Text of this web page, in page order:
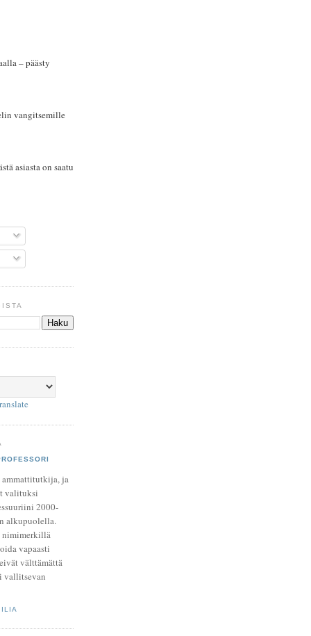
– päästy
vangitsemille
asiasta on saatu
ammattitutkija, ja
valituksi
2000-
alkupuolella.
nimimerkillä
vapaasti
välttämättä
vallitsevan